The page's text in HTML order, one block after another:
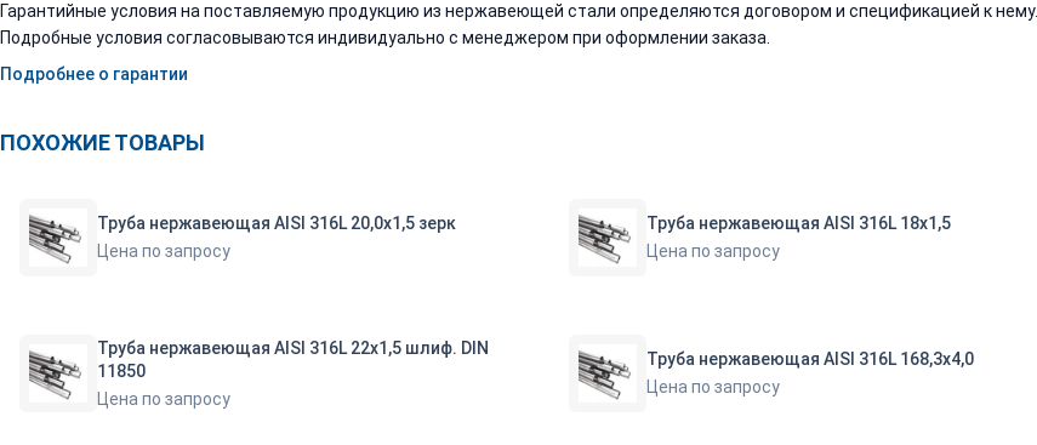
Гарантийные условия на поставляемую продукцию из нержавеющей стали определяются договором и спецификацией к нему.
Подробные условия согласовываются индивидуально с менеджером при оформлении заказа.
Подробнее о гарантии
ПОХОЖИЕ ТОВАРЫ
Труба нержавеющая AISI 316L 20,0х1,5 зерк
Цена по запросу
Труба нержавеющая AISI 316L 18х1,5
Цена по запросу
Труба нержавеющая AISI 316L 22х1,5 шлиф. DIN
11850
Цена по запросу
Труба нержавеющая AISI 316L 168,3х4,0
Цена по запросу